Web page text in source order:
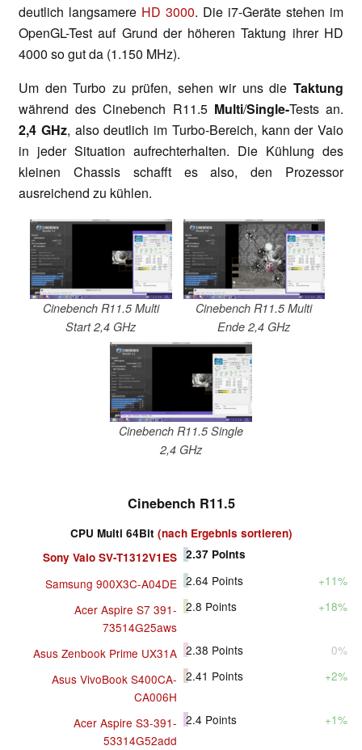
deutlich langsamere HD 3000. Die i7-Geräte stehen im
OpenGL-Test auf Grund der höheren Taktung ihrer HD
4000 so gut da (1.150 MHz).
Um den Turbo zu prüfen, sehen wir uns die Taktung
während des Cinebench R11.5 Multi/Single-Tests an.
2,4 GHz, also deutlich im Turbo-Bereich, kann der Vaio
in jeder Situation aufrechterhalten. Die Kühlung des
kleinen Chassis schafft es also, den Prozessor
ausreichend zu kühlen.
Cinebench R11.5 Multi
Start 2,4 GHz
Cinebench R11.5 Multi
Ende 2,4 GHz
Cinebench R11.5 Single
2,4 GHz
Cinebench R11.5
CPU Multi 64Bit (nach Ergebnis sortieren)
Sony Vaio SV-T1312V1ES 2.37 Points
Samsung 900X3C-A04DE 2.64 Points
+11%
Acer Aspire S7 391-
73514G25aws
2.8 Points +18%
Asus Zenbook Prime UX31A 2.38 Points
0%
Asus VivoBook S400CA-
CA006H
2.41 Points +2%
Acer Aspire S3-391-
53314G52add
2.4 Points +1%